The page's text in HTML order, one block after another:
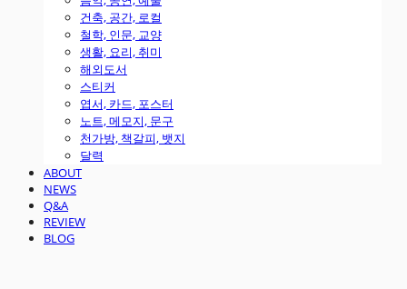
건축, 공간, 로컬
철학, 인문, 교양
생활, 요리, 취미
해외도서
스티커
엽서, 카드, 포스터
노트, 메모지, 문구
천가방, 책갈피, 뱃지
달력
ABOUT
NEWS
Q&A
REVIEW
BLOG